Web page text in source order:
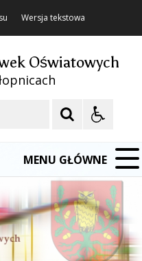
Wersja tekstowa
Oświatowych
MENU GŁÓWNE